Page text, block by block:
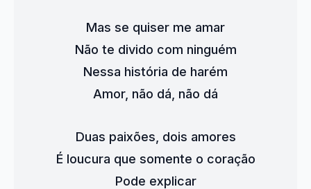
Mas se quiser me amar
Não te divido com ninguém
Nessa história de harém
Amor, não dá, não dá
Duas paixões, dois amores
É loucura que somente o coração
Pode explicar